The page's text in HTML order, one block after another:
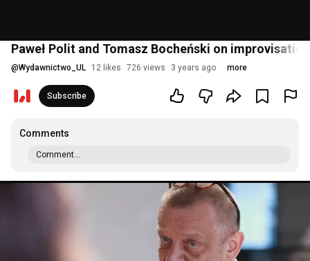
Paweł Polit and Tomasz Bocheński on
@Wydawnictwo_UL 12 likes 726 views 3 years ago more
Subscribe
Comments
Comment...